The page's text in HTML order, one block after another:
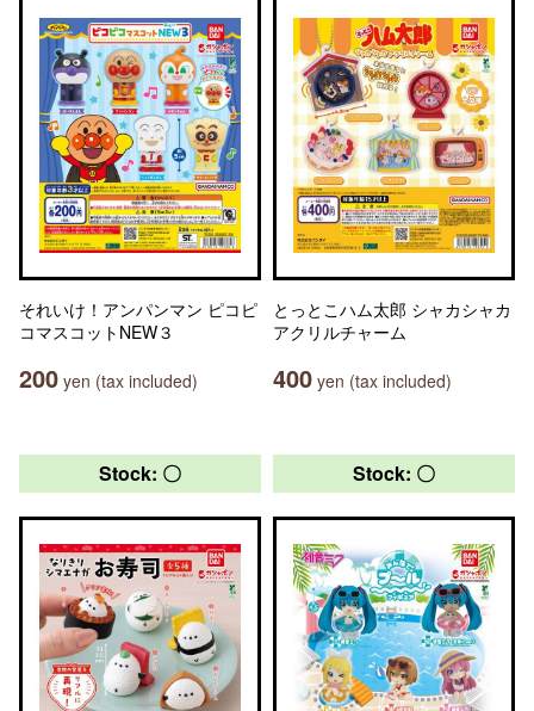
それいけ！アンパンマン ピコピ
コマスコットNEW３
200 yen (tax included)
とっとこハム太郎 シャカシャカ
アクリルチャーム
400 yen (tax included)
Stock: 〇 Stock: 〇